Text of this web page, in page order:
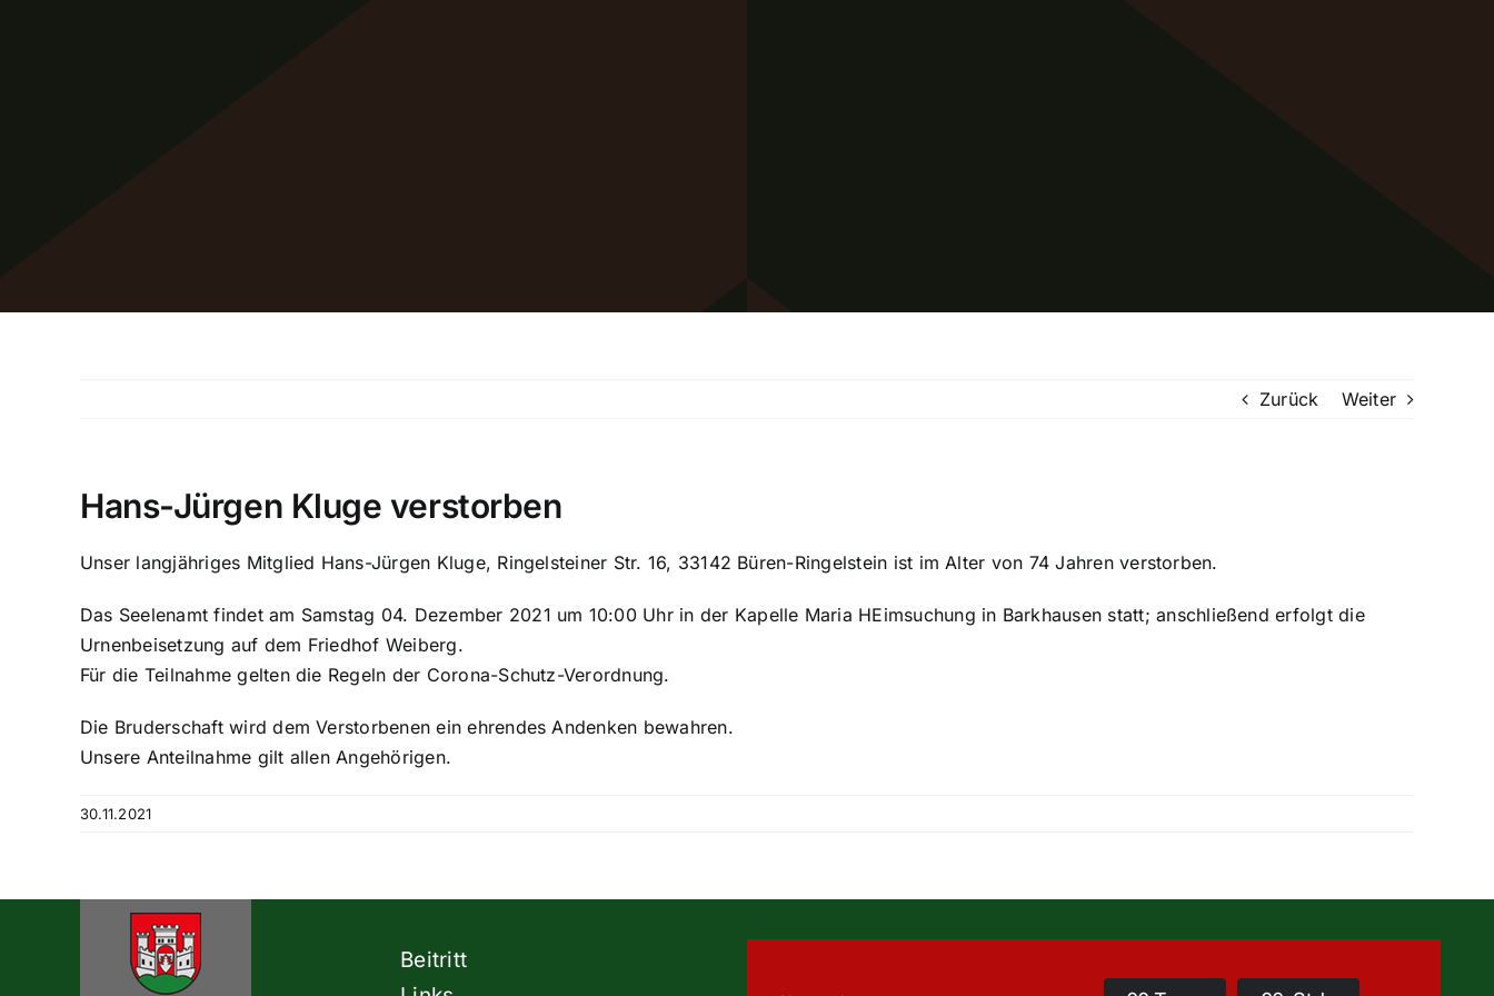
Zurück Weiter
Hans-Jürgen Kluge verstorben
Unser langjähriges Mitglied Hans-Jürgen Kluge, Ringelsteiner Str. 16, 33142 Büren-Ringelstein ist im Alter von 74 Jahren verstorben.
Das Seelenamt findet am Samstag 04. Dezember 2021 um 10:00 Uhr in der Kapelle Maria HEimsuchung in Barkhausen statt; anschließend erfolgt die
Urnenbeisetzung auf dem Friedhof Weiberg.
Für die Teilnahme gelten die Regeln der Corona-Schutz-Verordnung.
Die Bruderschaft wird dem Verstorbenen ein ehrendes Andenken bewahren.
Unsere Anteilnahme gilt allen Angehörigen.
30.11.2021
Beitritt